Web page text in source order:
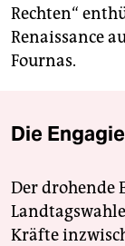
Rechten“
Renaissance
Fournas.
Die
Der drohende
Kräfte